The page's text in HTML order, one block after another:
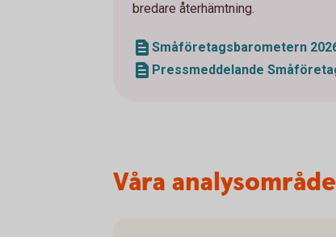
bredare återhämtning.
Småföretagsbarometern
Pressmeddelande
Våra